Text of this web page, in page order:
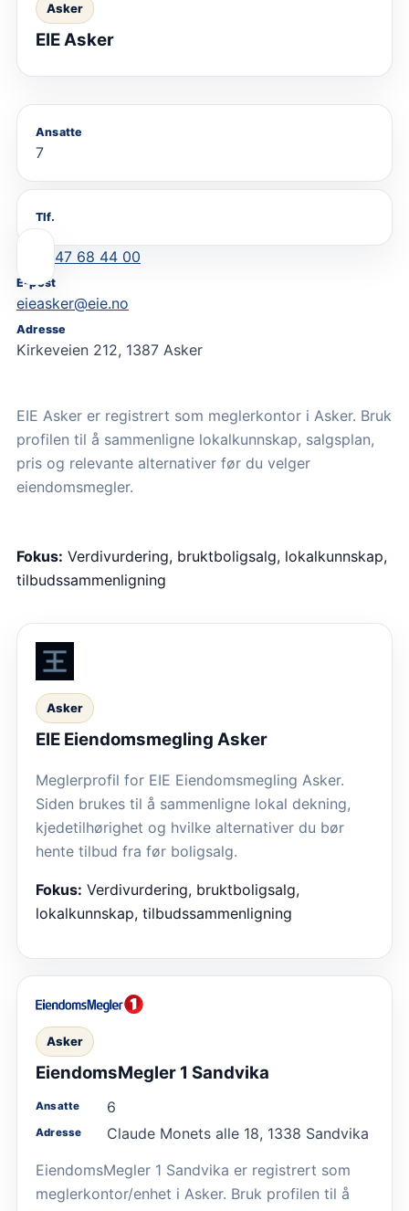
Asker
EIE Asker
Ansatte
7
Tlf.
47 68 44 00
E-post
eieasker@eie.no
Adresse
Kirkeveien 212, 1387 Asker
EIE Asker er registrert som meglerkontor i Asker. Bruk
profilen til å sammenligne lokalkunnskap, salgsplan,
pris og relevante alternativer før du velger
eiendomsmegler.
Fokus: Verdivurdering, bruktboligsalg, lokalkunnskap,
tilbudssammenligning
Asker
EIE Eiendomsmegling Asker
Meglerprofil for EIE Eiendomsmegling Asker.
Siden brukes til å sammenligne lokal dekning,
kjedetilhørighet og hvilke alternativer du bør
hente tilbud fra før boligsalg.
Fokus: Verdivurdering, bruktboligsalg,
lokalkunnskap, tilbudssammenligning
Asker
EiendomsMegler 1 Sandvika
Ansatte 6
Adresse
Claude Monets alle 18, 1338 Sandvika
EiendomsMegler 1 Sandvika er registrert som
meglerkontor/enhet i Asker. Bruk profilen til å